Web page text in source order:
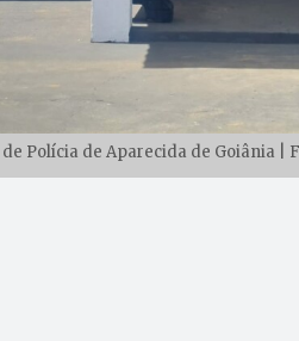
de Polícia de Aparecida de Goiânia |